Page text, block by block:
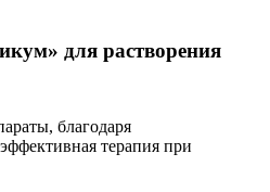
для растворения
благодаря
терапия при